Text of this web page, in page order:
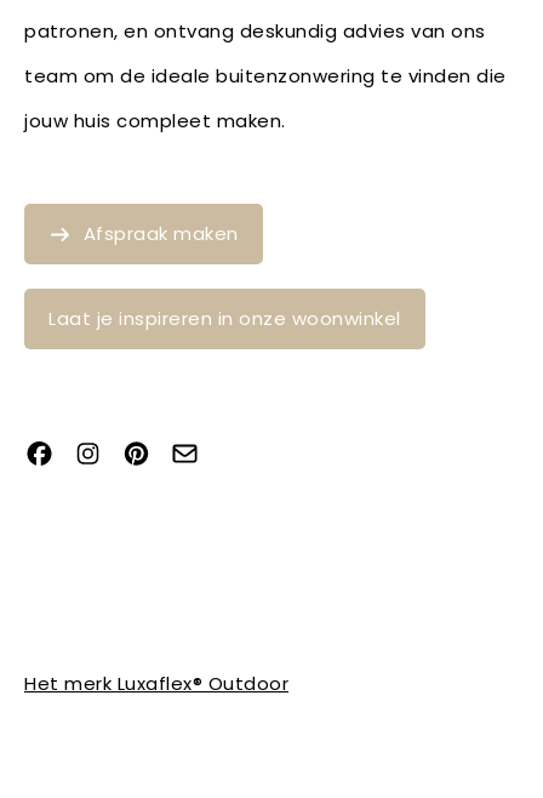
patronen, en ontvang deskundig advies van ons
team om de ideale buitenzonwering te vinden die
jouw huis compleet maken.
Afspraak maken
Laat je inspireren in onze woonwinkel
Het merk Luxaflex® Outdoor